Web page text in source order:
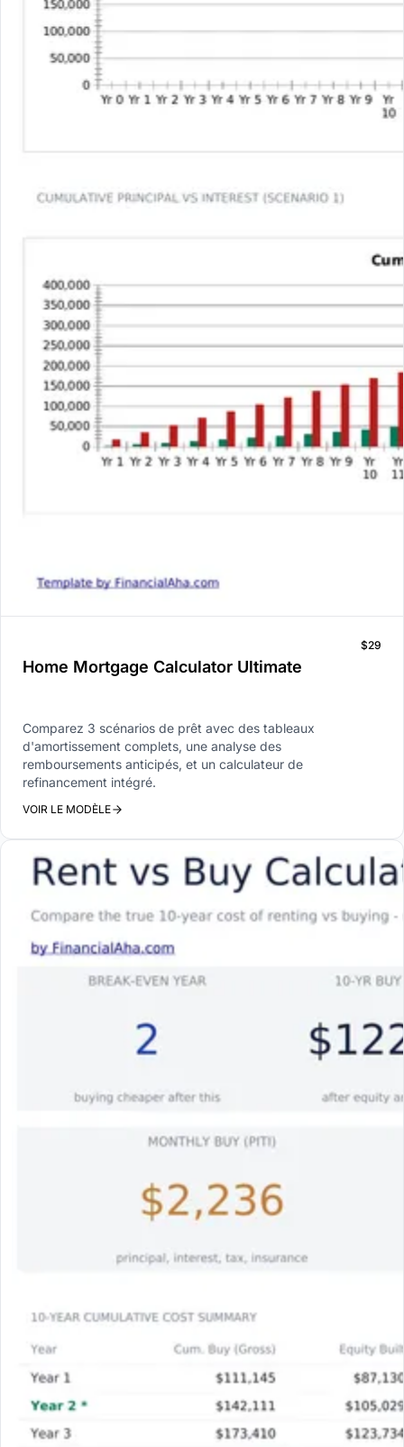
Home Mortgage Calculator Ultimate
$29
Comparez 3 scénarios de prêt avec des tableaux
d'amortissement complets, une analyse des
remboursements anticipés, et un calculateur de
refinancement intégré.
VOIR LE MODÈLE